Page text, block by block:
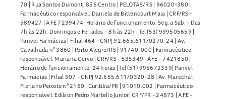
70 | Rua Santos Dumont, 856 Centro | PELOTAS/RS | 96020-380 |
Farmacêutico responsável: Daniela de Bittencourt Maia | CRF/RS -
589427 | AFE 7239474 |Horário de funcionamento: Seg. a Sab. - Das
7h às 22h. Domingos e Feriados – 8h às 22h | Tel (53) 999505659 |
Panvel Farmácias | Filial 464 - CNPJ 92.665.611/0270-24 | Av.
Cavalhada n° 3860 | Porto Alegre/RS | 91740-000 | Farmacêutico
responsável: Mariana Cervo | CRF/RS - 535349 | AFE - 7421850 |
Horário de funcionamento: 24 horas | Tel (51) 995672339| Panvel
Farmácias | Filial 507 - CNPJ 92.665.611/0320-28 | Av. Marechal
Floriano Peixoto n° 2160 | Curitiba/PR | 91010.002 | Farmacêutico
responsável: Edilson Pedro Martello Junior| CRF/PR - 24873 | AFE -